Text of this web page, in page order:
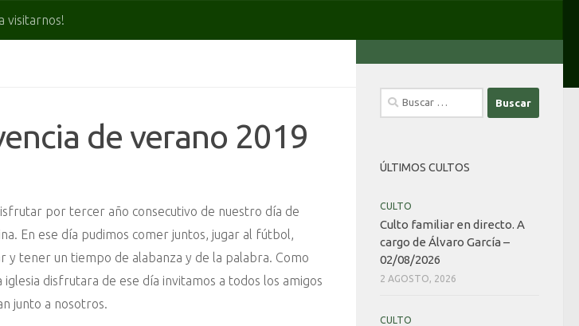
visitarnos!
de verano 2019
por tercer año consecutivo de nuestro día de
En ese día pudimos comer juntos, jugar al fútbol,
y tener un tiempo de alabanza y de la palabra. Como
disfrutara de ese día invitamos a todos los amigos
junto a nosotros.
Buscar:
ÚLTIMOS CULTOS
CULTO
Culto familiar en directo. A
cargo de Álvaro García –
02/08/2026
2 AGOSTO, 2026
CULTO